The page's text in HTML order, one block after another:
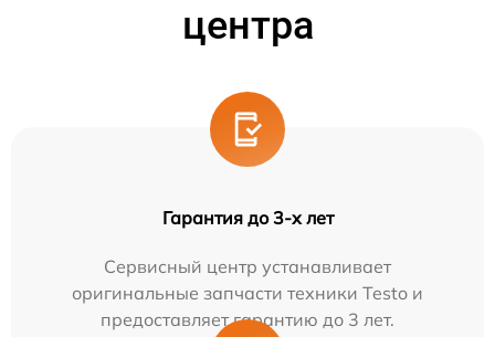
центра
Гарантия до 3-х лет
Сервисный центр устанавливает
оригинальные запчасти техники Testo и
предоставляет гарантию до 3 лет.